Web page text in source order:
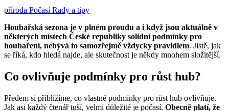
příroda PočasíRady a tipy
Houbařská sezona je v plném proudu a i když jsou aktuálně v
některých místech České republiky solidní podmínky pro
houbaření, nebývá to samozřejmě vždycky pravidlem. Jistě, jak
se říká, kdo hledá najde, ale skutečnost je někdy mnohem složitější.
Co ovlivňuje podmínky pro růst hub?
Předem si přiblížíme, co vlastně podmínky pro růst hub ovlivňuje.
Jak asi každý čtenář tuší, velmi důležité je počasí. Obecně platí, že